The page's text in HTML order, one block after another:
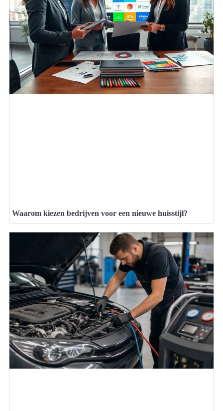
Waarom kiezen bedrijven voor een nieuwe huisstijl?